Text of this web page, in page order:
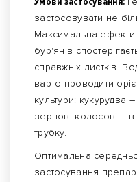
застосовувати не
Максимальна
бур'янів
справжніх листків.
варто проводити
культури: кукурудза
зернові колосові –
трубку.
Оптимальна
застосування